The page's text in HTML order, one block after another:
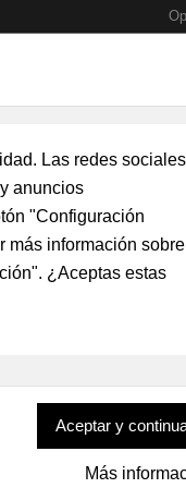
Las redes
anuncios
"Configuración
más información sobre
¿Aceptas estas
Más
Mochilas y
del Aire bordado
Mecánico
Ejercito del
árida del Ejército del